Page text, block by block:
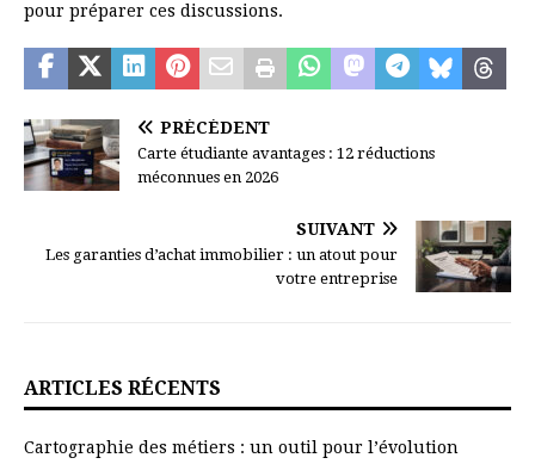
pour préparer ces discussions.
PRÉCÉDENT
Carte étudiante avantages : 12 réductions
méconnues en 2026
SUIVANT
Les garanties d’achat immobilier : un atout pour
votre entreprise
ARTICLES RÉCENTS
Cartographie des métiers : un outil pour l’évolution